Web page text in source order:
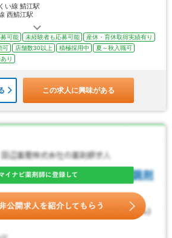
い線 鯖江駅
西鯖江駅
可能 未経験者も応募可能
産休・育休取得実績有り
可 店舗数30以上 積極採用中
夏～秋入職可
り
この求人に興味がある